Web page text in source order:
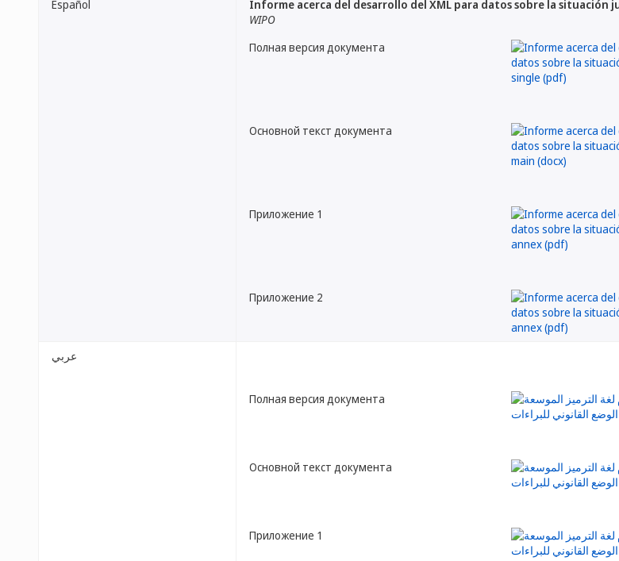
Español
Informe acerca del desarrollo del XML para datos sobre la situación
WIPO
Полная версия документа
Основной текст документа
Приложение 1
Приложение 2
عربي
Полная версия документа
Основной текст документа
Приложение 1